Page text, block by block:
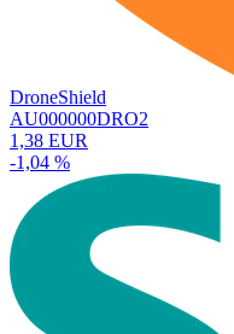
DroneShield
AU000000DRO2
1,38 EUR
-1,04 %